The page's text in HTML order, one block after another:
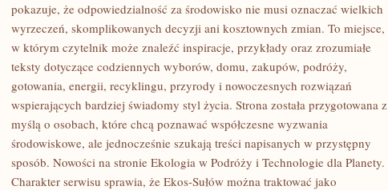
ŚWIADOME
ZAKUPY
pokazuje, że odpowiedzialność za środowisko nie musi oznaczać wielkich
wyrzeczeń, skomplikowanych decyzji ani kosztownych zmian. To miejsce,
w którym czytelnik może znaleźć inspiracje, przykłady oraz zrozumiałe
teksty dotyczące codziennych wyborów, domu, zakupów, podróży,
gotowania, energii, recyklingu, przyrody i nowoczesnych rozwiązań
wspierających bardziej świadomy styl życia. Strona została przygotowana z
myślą o osobach, które chcą poznawać współczesne wyzwania
środowiskowe, ale jednocześnie szukają treści napisanych w przystępny
sposób. Nowości na stronie Ekologia w Podróży i Technologie dla Planety.
Charakter serwisu sprawia, że Ekos-Sułów można traktować jako